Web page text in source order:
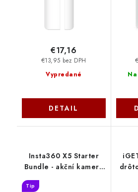
Vypredané
€13,95 bez DPH
€17,16
DETAIL
Insta360 X5 Starter
Bundle - akční kamera
Tip